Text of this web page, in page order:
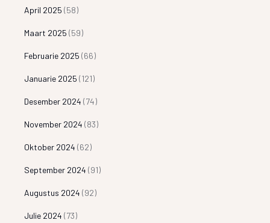
April 2025 (58)
Maart 2025 (59)
Februarie 2025 (66)
Januarie 2025 (121)
Desember 2024 (74)
November 2024 (83)
Oktober 2024 (62)
September 2024 (91)
Augustus 2024 (92)
Julie 2024 (73)